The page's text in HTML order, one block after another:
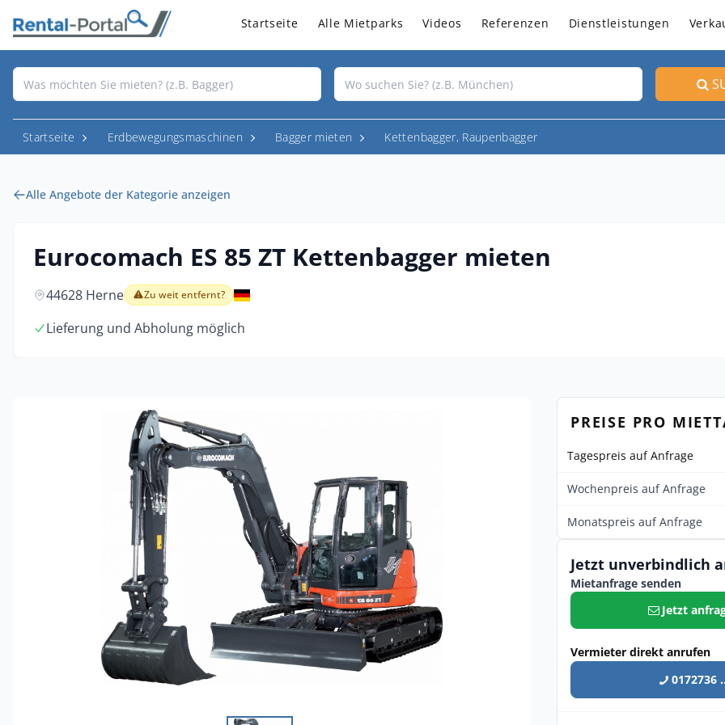
Startseite Alle Mietparks Videos Referenzen Dienstleistungen
Startseite Erdbewegungsmaschinen Bagger mieten Kettenbagger, Raupenbagger
Alle Angebote der Kategorie anzeigen
Eurocomach ES 85 ZT Kettenbagger mieten
44628 Herne Zu weit entfernt?
Lieferung und Abholung möglich
PREISE PRO
Tagespreis auf Anfrage
Wochenpreis auf Anfrage
Monatspreis auf Anfrage
Jetzt unverbindlich
Mietanfrage senden
Jetzt
Vermieter direkt anrufen
0172736